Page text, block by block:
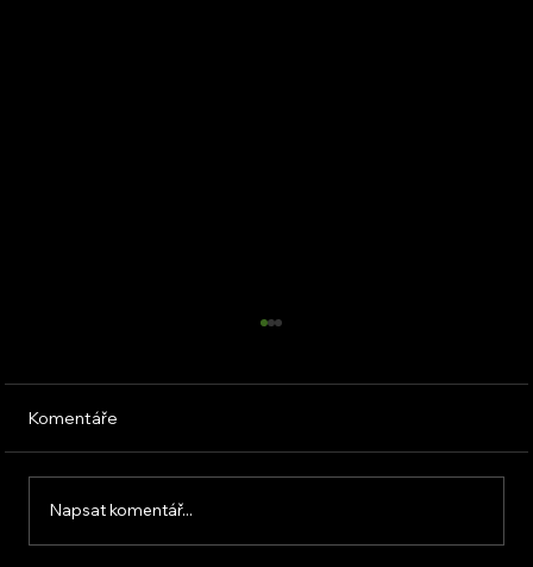
Komentáře
Napsat komentář...